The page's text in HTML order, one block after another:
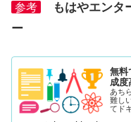
参考
もはやエンタ
ー
無料
成
あち
難し
てド